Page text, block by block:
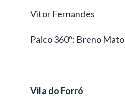
Vitor Fernandes
Palco 360º: Breno
Vila do Forró